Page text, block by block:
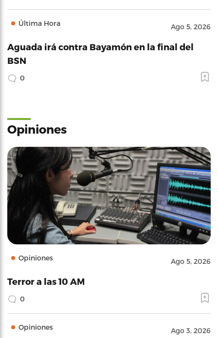
Última Hora Ago 5, 2026
Aguada irá contra Bayamón en la final del
BSN
0
Opiniones
Opiniones Ago 5, 2026
Terror a las 10 AM
0
Opiniones Ago 3, 2026